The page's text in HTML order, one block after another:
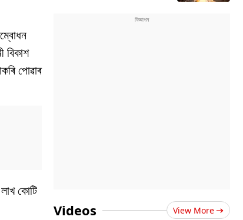
বিকাশ
পোৱাৰ
কোটি
Videos View More